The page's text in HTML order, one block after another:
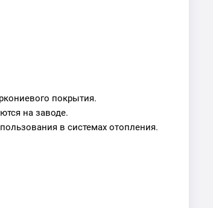
покрытия.
на заводе.
в системах отопления.